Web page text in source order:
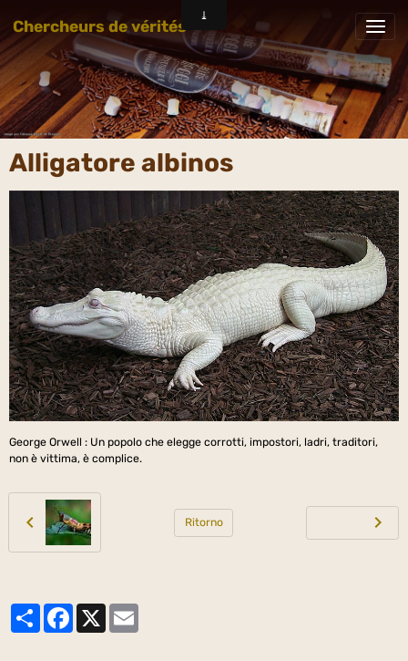
Chercheurs de vérités
Alligatore albinos
George Orwell : Un popolo che elegge corrotti, impostori, ladri, traditori,
non è vittima, è complice.
Ritorno
PartagerFacebook